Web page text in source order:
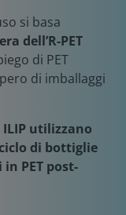
si basa
dell’R-PET
di PET
di imballaggi
utilizzano
di bottiglie
PET post-